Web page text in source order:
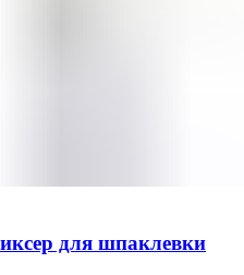
для шпаклевки